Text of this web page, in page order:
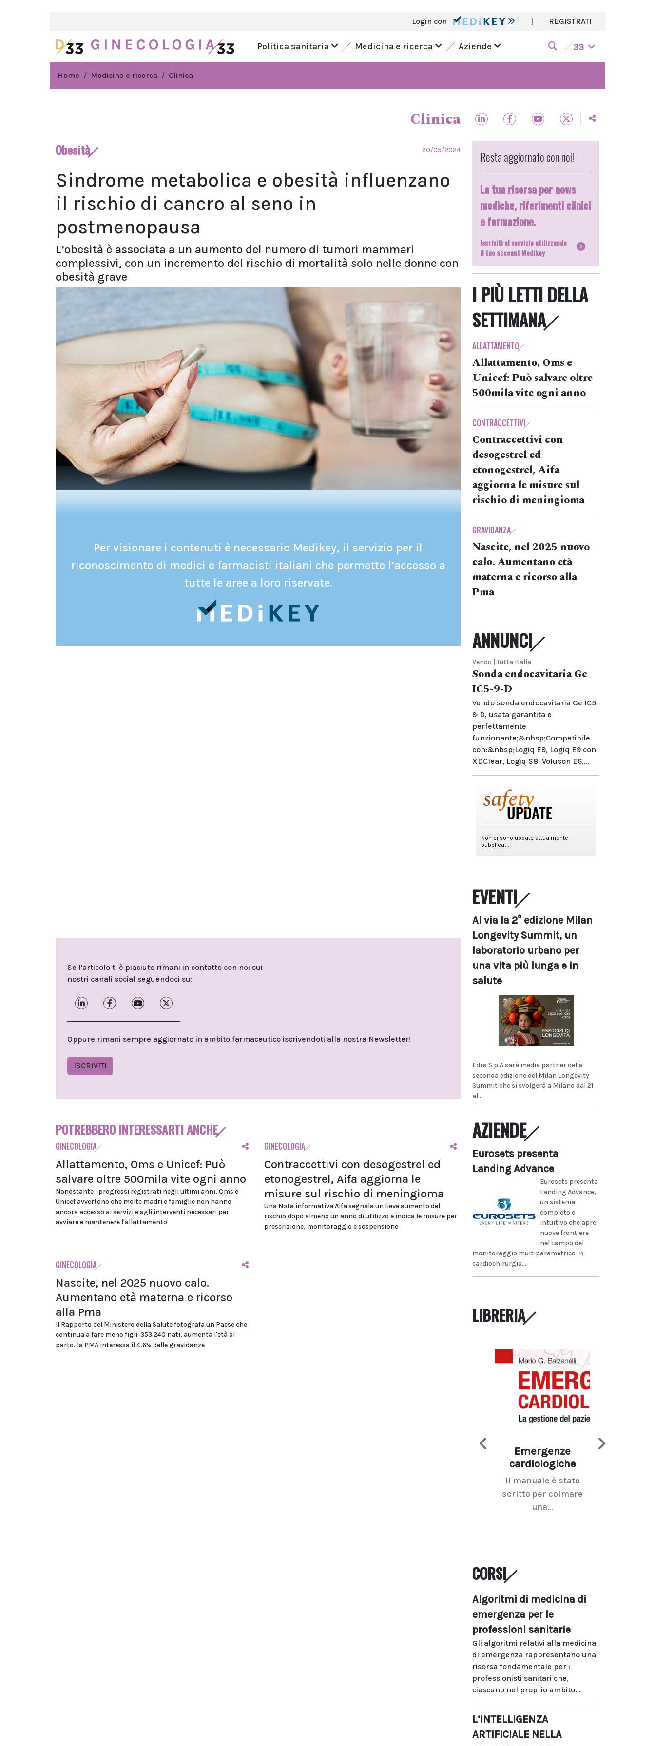
Login con | REGISTRATI
Politica sanitaria Medicina e ricerca Aziende 33
Home Medicina e ricerca Clinica
Clinica
Obesità 20/05/2024
Sindrome metabolica e obesità influenzano
il rischio di cancro al seno in
postmenopausa
L’obesità è associata a un aumento del numero di tumori mammari
complessivi, con un incremento del rischio di mortalità solo nelle donne con
obesità grave
Per visionare i contenuti è necessario Medikey, il servizio per il
riconoscimento di medici e farmacisti italiani che permette l’accesso a
tutte le aree a loro riservate.
Se l'articolo ti è piaciuto rimani in contatto con noi sui
nostri canali social seguendoci su:
Oppure rimani sempre aggiornato in ambito farmaceutico iscrivendoti alla nostra Newsletter!
ISCRIVITI
POTREBBERO INTERESSARTI ANCHE
GINECOLOGIA
Allattamento, Oms e Unicef: Può
salvare oltre 500mila vite ogni anno
Nonostante i progressi registrati negli ultimi anni, Oms e
Unicef avvertono che molte madri e famiglie non hanno
ancora accesso ai servizi e agli interventi necessari per
avviare e mantenere l'allattamento
GINECOLOGIA
Contraccettivi con desogestrel ed
etonogestrel, Aifa aggiorna le
misure sul rischio di meningioma
Una Nota informativa Aifa segnala un lieve aumento del
rischio dopo almeno un anno di utilizzo e indica le misure per
prescrizione, monitoraggio e sospensione
GINECOLOGIA
Nascite, nel 2025 nuovo calo.
Aumentano età materna e ricorso
alla Pma
Il Rapporto del Ministero della Salute fotografa un Paese che
continua a fare meno figli: 353.240 nati, aumenta l'età al
parto, la PMA interessa il 4,6% delle gravidanze
Resta aggiornato con noi!
La tua risorsa per news
mediche, riferimenti clinici
e formazione.
Iscriviti al servizio utilizzando
il tuo account Medikey
I PIÙ LETTI DELLA
SETTIMANA
ALLATTAMENTO
Allattamento, Oms e
Unicef: Può salvare oltre
500mila vite ogni anno
CONTRACCETTIVI
Contraccettivi con
desogestrel ed
etonogestrel, Aifa
aggiorna le misure sul
rischio di meningioma
GRAVIDANZA
Nascite, nel 2025 nuovo
calo. Aumentano età
materna e ricorso alla
Pma
ANNUNCI
Vendo | Tutta Italia
Sonda endocavitaria Ge
IC5-9-D
Vendo sonda endocavitaria Ge IC5-
9-D, usata garantita e
perfettamente
funzionante;&nbsp;Compatibile
con:&nbsp;Logiq E9, Logiq E9 con
XDClear, Logiq S8, Voluson E6,...
EVENTI
Al via la 2° edizione Milan
Longevity Summit, un
laboratorio urbano per
una vita più lunga e in
salute
Edra S.p.A sarà media partner della
seconda edizione del Milan Longevity
Summit che si svolgerà a Milano dal 21
al...
AZIENDE
Eurosets presenta
Landing Advance
Eurosets presenta
Landing Advance,
un sistema
completo e
intuitivo che apre
nuove frontiere
nel campo del
monitoraggio multiparametrico in
cardiochirurgia...
LIBRERIA
Emergenze
cardiologiche
Il manuale è stato
scritto per colmare
una...
CORSI
Algoritmi di medicina di
emergenza per le
professioni sanitarie
Gli algoritmi relativi alla medicina
di emergenza rappresentano una
risorsa fondamentale per i
professionisti sanitari che,
ciascuno nel proprio ambito...
L’INTELLIGENZA
ARTIFICIALE NELLA